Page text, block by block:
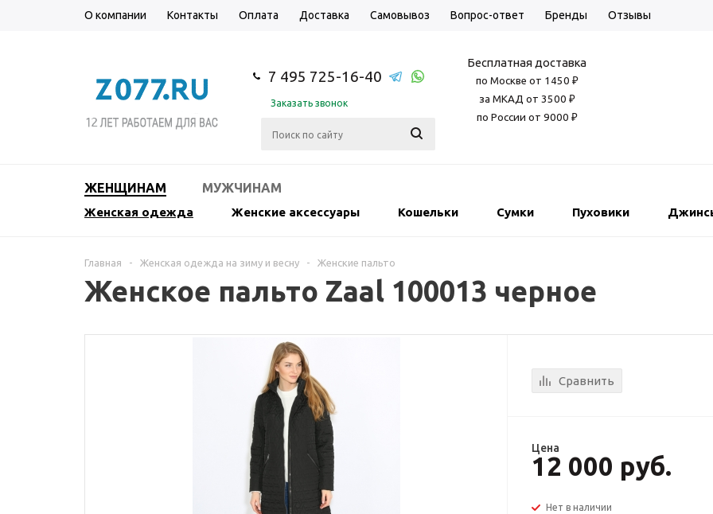
О компании Контакты Оплата Доставка Самовывоз Вопрос-ответ Бренды Отзывы
7 495 725-16-40
Заказать звонок
Бесплатная доставка
по Москве от 1450 ₽
за МКАД от 3500 ₽
по России от 9000 ₽
ЖЕНЩИНАМ МУЖЧИНАМ
Женская одежда Женские аксессуары Кошельки Сумки Пуховики
Главная - Женская одежда на зиму и весну - Женские пальто
Женское пальто Zaal 100013 черное
Сравнить
Цена
12 000 руб.
Нет в наличии